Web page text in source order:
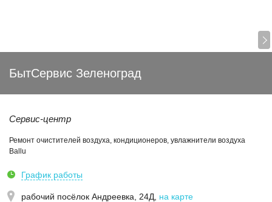
БытСервис Зеленоград
Сервис-центр
Ремонт очистителей воздуха, кондиционеров, увлажнители воздуха
Ballu
График работы
рабочий посёлок Андреевка, 24Д на карте